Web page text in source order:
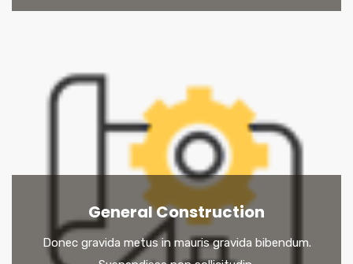
General Construction
Donec gravida metus in mauris gravida bibendum.